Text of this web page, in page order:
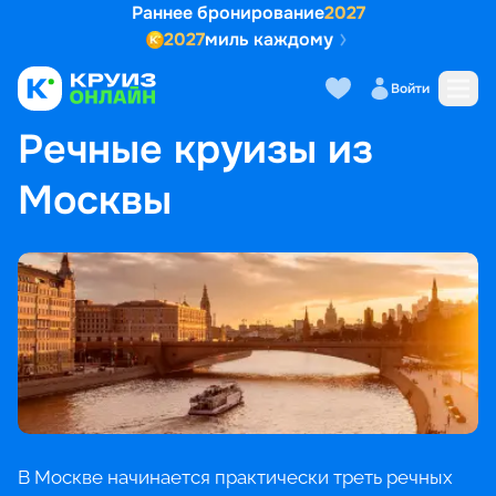
Раннее бронирование2027
2027миль каждому
Войти
ГЛАВНАЯ • ПОПУЛЯРНЫЕ НАПРАВЛЕНИЯ
РЕЧНЫЕ КРУИЗЫ ИЗ МОСКВЫ
Речные круизы из
Москвы
В Москве начинается практически треть речных